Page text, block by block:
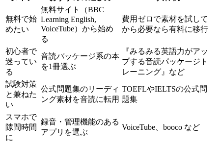
無料で始
めたい
無料サイト（BBC
Learning English,
VoiceTube）から始め
る
費用ゼロで素材を試して
から必要なら有料に移行
初心者で
迷ってい
る
音読パッケージ系の本
を1冊選ぶ
『みるみる英語力がアッ
プする音読パッケージト
レーニング』など
試験対策
と兼ねた
い
公式問題集のリーディ
ング素材を音読に転用
TOEFLやIELTSの公式問
題集
スマホで
隙間時間
に
録音・管理機能のある
アプリを選ぶ
VoiceTube、booco など